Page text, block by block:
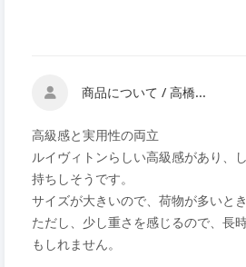
商品について / 高橋...
高級感と実用性の両立
ルイヴィトンらしい高級感があり、
持ちしそうです。
サイズが大きいので、荷物が多いとき
ただし、少し重さを感じるので、長
もしれません。